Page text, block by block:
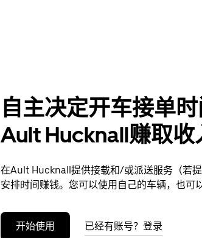
自主决定开车接单
Ault Hucknall赚取收
在Ault Hucknall提供接载和/或派送服务（若
安排时间赚钱。您可以使用自己的车辆，也可
开始使用 已经有账号？登录